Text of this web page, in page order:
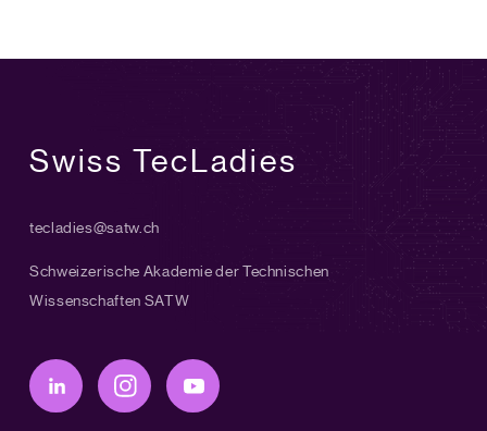
Swiss TecLadies
tecladies@satw.ch
Schweizerische Akademie der Technischen
Wissenschaften SATW